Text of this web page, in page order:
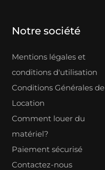
Notre société
Mentions légales et
conditions d'utilisation
Conditions Générales de
Location
Comment louer du
matériel?
Paiement sécurisé
Contactez-nous